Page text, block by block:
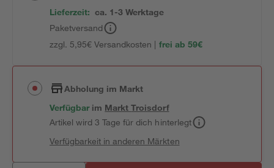
Lieferzeit: ca. 1-3 Werktage
Paketversand
zzgl. 5,95€ Versandkosten | frei ab 59€
Abholung im Markt
Verfügbar im MarktTroisdorf
Artikel wird 3 Tage für dich hinterlegt
Verfügbarkeit in anderen Märkten